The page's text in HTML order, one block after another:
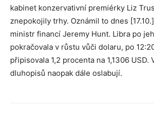
kabinet konzervativní premiérky Liz
znepokojily trhy. Oznámil to dnes
ministr financí Jeremy Hunt. Libra po
pokračovala v růstu vůči dolaru, po
připisovala 1,2 procenta na 1,1306 USD.
dluhopisů naopak dále oslabují.